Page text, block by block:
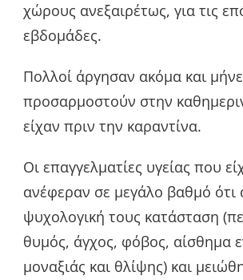
χώρους ανεξαιρέτως, για τις
εβδομάδες.
Πολλοί άργησαν ακόμα και
προσαρμοστούν στην
είχαν πριν την καραντίνα.
Οι επαγγελματίες υγείας που
ανέφεραν σε μεγάλο βαθμό ότι
ψυχολογική τους κατάσταση
θυμός, άγχος, φόβος, αίσθημα
μοναξιάς και θλίψης) και